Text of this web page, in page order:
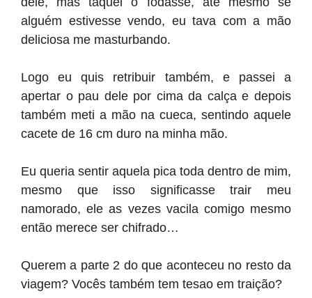
alguém estivesse vendo, eu tava com a mão
deliciosa me masturbando.
Logo eu quis retribuir também, e passei a
apertar o pau dele por cima da calça e depois
também meti a mão na cueca, sentindo aquele
cacete de 16 cm duro na minha mão.
Eu queria sentir aquela pica toda dentro de mim,
mesmo que isso significasse trair meu
namorado, ele as vezes vacila comigo mesmo
então merece ser chifrado…
Querem a parte 2 do que aconteceu no resto da
viagem? Vocês também tem tesao em traição?